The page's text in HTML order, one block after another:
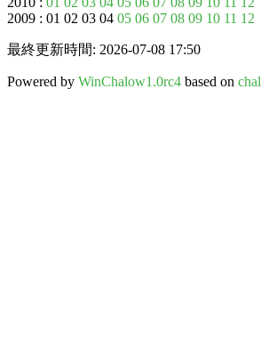
2009 : 01 02 03 04 05 06 07 08 09 10 11 12
最終更新時間: 2026-07-08 17:50
Powered by WinChalow1.0rc4 based on